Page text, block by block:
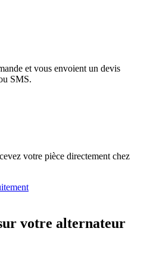
et vous envoient un devis
SMS.
votre pièce directement chez
votre alternateur